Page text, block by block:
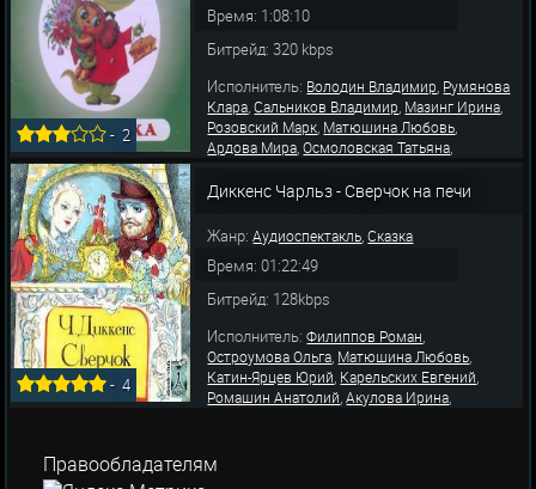
-2
Время: 1:08:10
Битрейд: 320 kbps
Исполнитель: Володин Владимир Румянова
Клара ,Сальников Владимир Мазинг Ирина
Розовский Марк Матюшина Любовь
Ардова Мира ,Осмоловская Татьяна
-4
Диккенс Чарльз - Сверчок на печи
Жанр:Аудиоспектакль,Сказка
Время: 01:22:49
Битрейд: 128kbps
Исполнитель:Филиппов Роман,
Остроумова Ольга, Матюшина Любовь,
Катин-Ярцев Юрий, Карельских Евгений,
Ромашин Анатолий,Акулова Ирина,
Правообладателям